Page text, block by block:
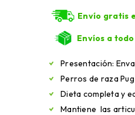
Envío gratis
Envíos a
Presentación:
Perros de raza
Dieta completa y
Mantiene las